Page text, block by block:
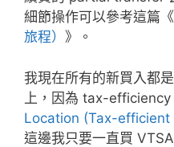
細節操作可以參考這篇《
旅程） 》。
我現在所有的新買入都
上，因為 tax-
Location (Tax-
這邊我只要一直買